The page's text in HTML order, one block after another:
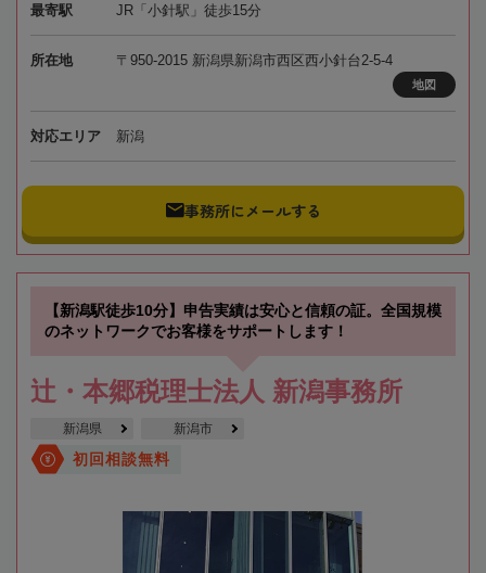
最寄駅 JR「小針駅」徒歩15分
所在地 〒950-2015 新潟県新潟市西区西小針台2-5-4
地図
対応エリア 新潟
事務所にメールする
【新潟駅徒歩10分】申告実績は安心と信頼の証。全国規模
のネットワークでお客様をサポートします！
辻・本郷税理士法人 新潟事務所
新潟県 新潟市
初回相談無料